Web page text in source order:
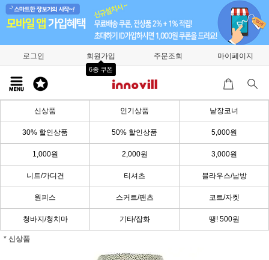
로그인 회원가입
6종 쿠폰
주문조회 마이페이지
신상품 인기상품 낱장코너
30% 할인상품 50% 할인상품 5,000원
1,000원 2,000원 3,000원
니트/가디건 티셔츠 블라우스/남방
원피스 스커트/팬츠 코트/자켓
청바지/청치마 기타/잡화 땡! 500원
* 신상품